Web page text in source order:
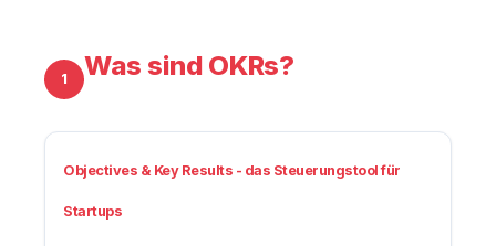
1 Was sind OKRs?
Objectives & Key Results - das Steuerungstool für
Startups